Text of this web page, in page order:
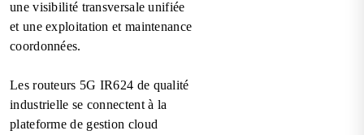
une visibilité transversale unifiée
et une exploitation et maintenance
coordonnées.
Les routeurs 5G IR624 de qualité
industrielle se connectent à la
plateforme de gestion cloud